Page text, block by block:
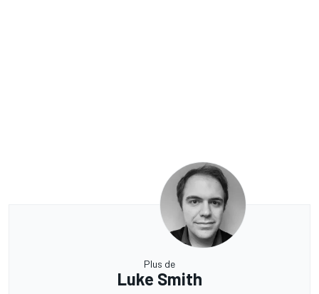
Plus de
Luke Smith